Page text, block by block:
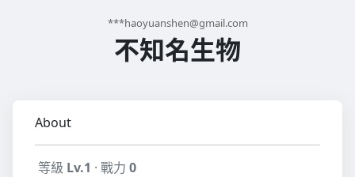
***haoyuanshen@gmail.com
不知名生物
About
等級 Lv.1 · 戰力 0